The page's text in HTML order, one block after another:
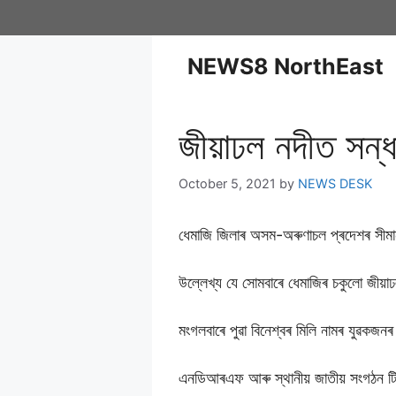
NEWS8 NorthEast
জীয়াঢল নদীত
October 5, 2021 by NEWS DESK
ধেমাজি জিলাৰ অসম-অৰুণাচল প্ৰদেশৰ
উল্লেখ্য যে সােমবাৰে ধেমাজিৰ চকুলো
মংগলবাৰে পুৱা বিনেশ্বৰ মিলি নামৰ
এনডিআৰএফ আৰু স্থানীয় জাতীয় সংগঠন